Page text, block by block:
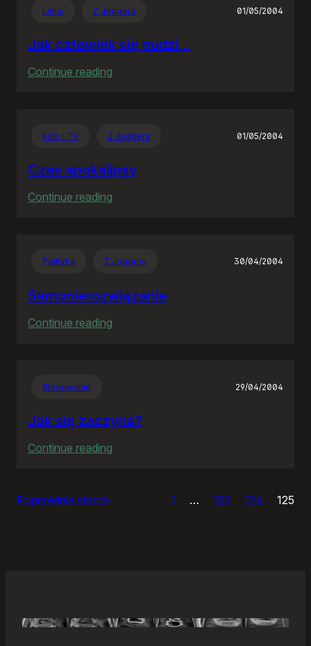
Linux Z Joggera 01/05/2004
Jak człowiek się nudzi…
Continue reading
nudzi…
Kino i TV Z Joggera 01/05/2004
Czas apokalipsy
Continue reading
Polityka Z Joggera 30/04/2004
Samonierozwiązanie
Continue reading
Blogowanie 29/04/2004
Jak się zaczyna?
Continue reading
Poprzednia strona 1 … 123 124 125